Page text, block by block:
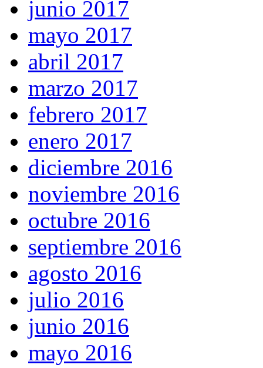
junio 2017
mayo 2017
abril 2017
marzo 2017
febrero 2017
enero 2017
diciembre 2016
noviembre 2016
octubre 2016
septiembre 2016
agosto 2016
julio 2016
junio 2016
mayo 2016